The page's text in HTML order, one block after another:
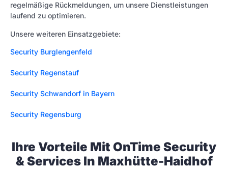
regelmäßige Rückmeldungen, um unsere Dienstleistungen
laufend zu optimieren.
Unsere weiteren Einsatzgebiete:
Security Burglengenfeld
Security Regenstauf
Security Schwandorf in Bayern
Security Regensburg
Ihre Vorteile Mit OnTime Security
& Services In Maxhütte-Haidhof